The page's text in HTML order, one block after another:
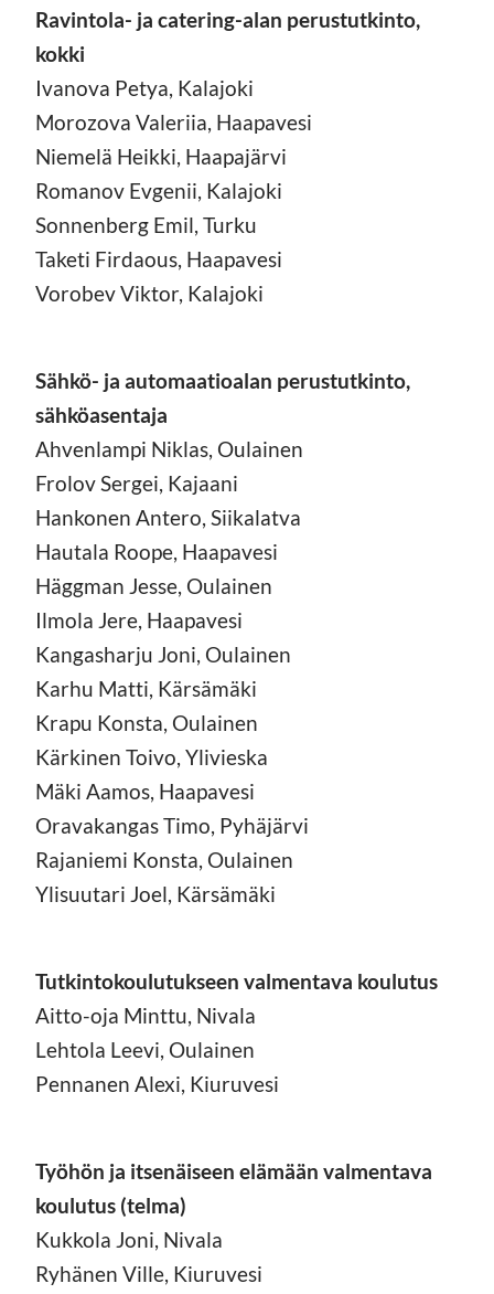
Ravintola- ja catering-alan perustutkinto,
kokki
Ivanova Petya, Kalajoki
Morozova Valeriia, Haapavesi
Niemelä Heikki, Haapajärvi
Romanov Evgenii, Kalajoki
Sonnenberg Emil, Turku
Taketi Firdaous, Haapavesi
Vorobev Viktor, Kalajoki
Sähkö- ja automaatioalan perustutkinto,
sähköasentaja
Ahvenlampi Niklas, Oulainen
Frolov Sergei, Kajaani
Hankonen Antero, Siikalatva
Hautala Roope, Haapavesi
Häggman Jesse, Oulainen
Ilmola Jere, Haapavesi
Kangasharju Joni, Oulainen
Karhu Matti, Kärsämäki
Krapu Konsta, Oulainen
Kärkinen Toivo, Ylivieska
Mäki Aamos, Haapavesi
Oravakangas Timo, Pyhäjärvi
Rajaniemi Konsta, Oulainen
Ylisuutari Joel, Kärsämäki
Tutkintokoulutukseen valmentava koulutus
Aitto-oja Minttu, Nivala
Lehtola Leevi, Oulainen
Pennanen Alexi, Kiuruvesi
Työhön ja itsenäiseen elämään valmentava
koulutus (telma)
Kukkola Joni, Nivala
Ryhänen Ville, Kiuruvesi